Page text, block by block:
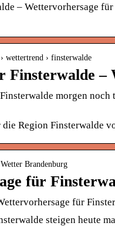
– Wettervorhersage
wettertrend › finsterwalde
Finsterwalde –
morgen
Region Finsterwalde
Brandenburg
für
für
steigen heute